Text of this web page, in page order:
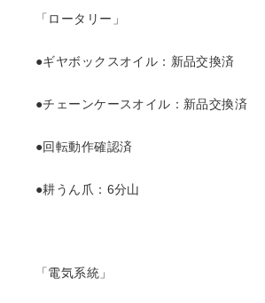
「ロータリー」
●ギヤボックスオイル：新品交換済
●チェーンケースオイル：新品交換済
●回転動作確認済
●耕うん爪：6分山
「電気系統」